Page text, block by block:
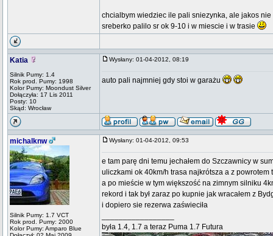
chcialbym wiedziec ile pali sniezynka, ale jakos
sreberko palilo sr ok 9-10 i w miescie i w trasie
Katia
Silnik Pumy: 1.4
Rok prod. Pumy: 1998
Kolor Pumy: Moondust Silver
Dołączyła: 17 Lis 2011
Posty: 10
Skąd: Wrocław
Wysłany: 01-04-2012, 08:19
auto pali najmniej gdy stoi w garażu
michalknw
Silnik Pumy: 1.7 VCT
Rok prod. Pumy: 2000
Kolor Pumy: Amparo Blue
Wysłany: 01-04-2012, 09:53
e tam parę dni temu jechałem do Szczawnicy w
uliczkami ok 40km/h trasa najkrótsza a z
a po mieście w tym większość na zimnym silniku
rekord i tak był zaraz po kupnie jak wracałem z
i dopiero sie rezerwa zaświeciła
była 1.4, 1.7 a teraz Puma 1.7 Futura